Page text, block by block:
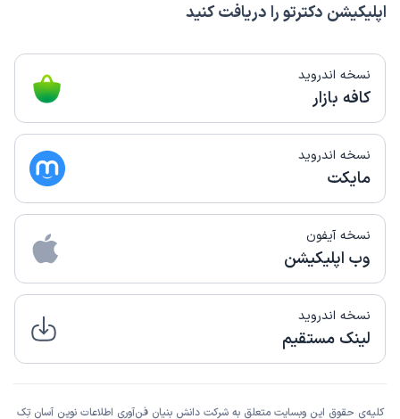
اپلیکیشن دکترتو را دریافت کنید
نسخه اندروید
کافه بازار
نسخه اندروید
مایکت
نسخه آیفون
وب اپلیکیشن
نسخه اندروید
لینک مستقیم
کلیه‌ی حقوق این وبسایت متعلق به شرکت دانش بنیان فن‌آوری اطلاعات نوین آسان تِک